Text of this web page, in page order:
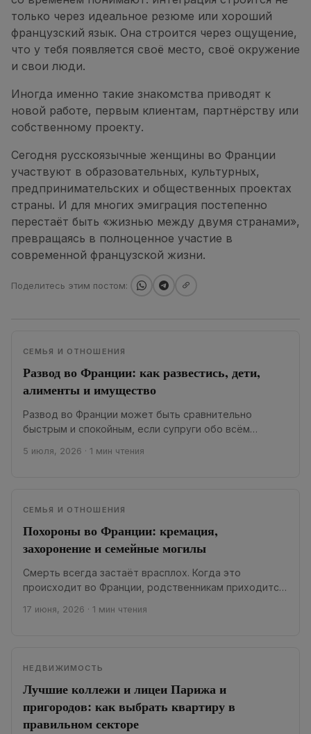
только через идеальное резюме или хороший
французский язык. Она строится через ощущение,
что у тебя появляется своё место, своё окружение
и свои люди.
Иногда именно такие знакомства приводят к
новой работе, первым клиентам, партнёрству или
собственному проекту.
Сегодня русскоязычные женщины во Франции
участвуют в образовательных, культурных,
предпринимательских и общественных проектах
страны. И для многих эмиграция постепенно
перестаёт быть «жизнью между двумя странами»,
превращаясь в полноценное участие в
современной французской жизни.
Поделитесь этим постом:
СЕМЬЯ И ОТНОШЕНИЯ
Развод во Франции: как развестись, дети,
алименты и имущество
Развод во Франции может быть сравнительно
быстрым и спокойным, если супруги обо всём
остаются...
5 июля, 2026 · 1 мин чтения
СЕМЬЯ И ОТНОШЕНИЯ
Похороны во Франции: кремация,
захоронение и семейные могилы
Смерть всегда застаёт врасплох. Когда это
происходит во Франции, родственникам приходится
обращаться в похоронное агентство,...
17 июня, 2026 · 1 мин чтения
НЕДВИЖИМОСТЬ
Лучшие коллежи и лицеи Парижа и
пригородов: как выбрать квартиру в
правильном секторе